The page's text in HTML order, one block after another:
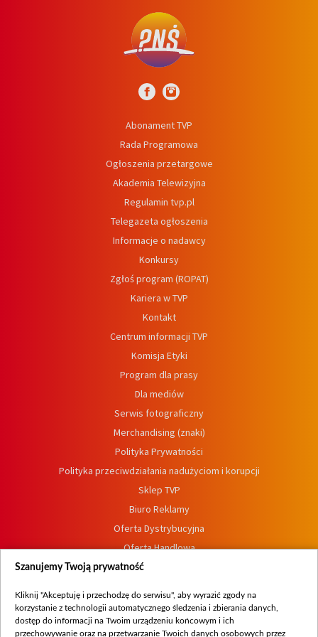
Abonament TVP
Rada Programowa
Ogłoszenia przetargowe
Akademia Telewizyjna
Regulamin tvp.pl
Telegazeta ogłoszenia
Informacje o nadawcy
Konkursy
Zgłoś program (ROPAT)
Kariera w TVP
Kontakt
Centrum informacji TVP
Komisja Etyki
Program dla prasy
Dla mediów
Serwis fotograficzny
Merchandising (znaki)
Polityka Prywatności
Polityka przeciwdziałania nadużyciom i korupcji
Sklep TVP
Biuro Reklamy
Oferta Dystrybucyjna
Oferta Handlowa
Dostępność
Procedura zgłoszeń wewnętrznych
Szanujemy Twoją prywatność
Kliknij "Akceptuję i przechodzę do serwisu", aby wyrazić zgody na
korzystanie z technologii automatycznego śledzenia i zbierania danych,
dostęp do informacji na Twoim urządzeniu końcowym i ich
przechowywanie oraz na przetwarzanie Twoich danych osobowych przez